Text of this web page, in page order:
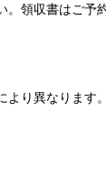
。領収書はご
り異なりま